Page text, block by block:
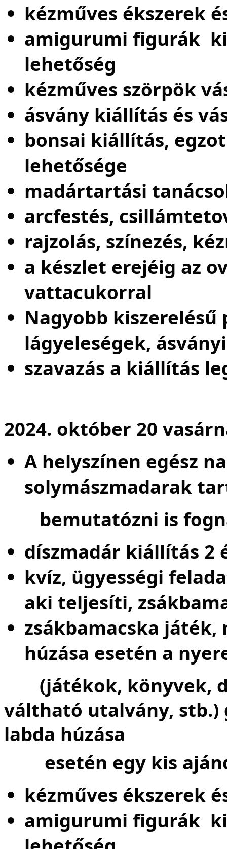
kézműves ékszerek
amigurumi figurák
lehetőség
kézműves szörpök
ásvány kiállítás és
bonsai kiállítás,
lehetősége
madártartási
arcfestés,
rajzolás, színezés,
a készlet erejéig az
vattacukorral
Nagyobb
lágyeleségek,
szavazás a kiállítás
2024. október 20
A helyszínen egész
solymászmadarak
bemutatózni is
díszmadár kiállítás 2
kvíz, ügyességi
aki teljesíti,
zsákbamacska
húzása esetén a
(játékok, könyvek,
váltható utalvány,
labda húzása
esetén egy kis
kézműves ékszerek
amigurumi figurák